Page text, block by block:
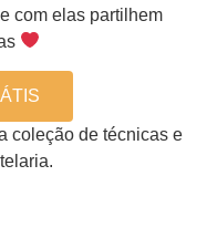
com elas partilhem
coleção de técnicas e